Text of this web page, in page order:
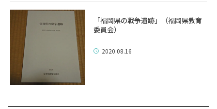
「福岡県の戦争遺跡」（福岡県教育
委員会）
2020.08.16